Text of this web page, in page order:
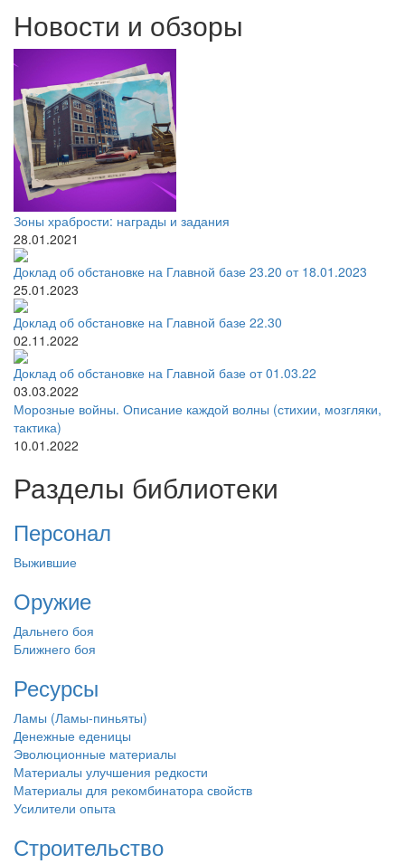
Новости и обзоры
Зоны храбрости: награды и задания
28.01.2021
Доклад об обстановке на Главной базе 23.20 от 18.01.2023
25.01.2023
Доклад об обстановке на Главной базе 22.30
02.11.2022
Доклад об обстановке на Главной базе от 01.03.22
03.03.2022
Морозные войны. Описание каждой волны (стихии, мозгляки,
тактика)
10.01.2022
Разделы библиотеки
Персонал
Выжившие
Оружие
Дальнего боя
Ближнего боя
Ресурсы
Ламы (Ламы-пиньяты)
Денежные еденицы
Эволюционные материалы
Материалы улучшения редкости
Материалы для рекомбинатора свойств
Усилители опыта
Строительство